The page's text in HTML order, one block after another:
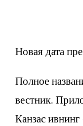
Новая дата
Полное
вестник.
Канзас